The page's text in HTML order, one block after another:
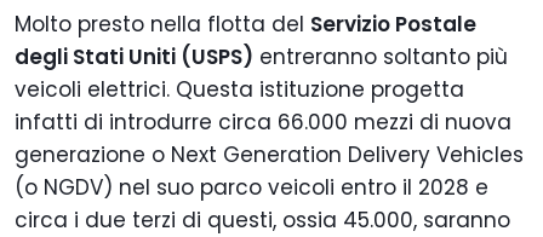
Molto presto nella flotta del Servizio Postale
degli Stati Uniti (USPS) entreranno soltanto più
veicoli elettrici. Questa istituzione progetta
infatti di introdurre circa 66.000 mezzi di nuova
generazione o Next Generation Delivery Vehicles
(o NGDV) nel suo parco veicoli entro il 2028 e
circa i due terzi di questi, ossia 45.000, saranno